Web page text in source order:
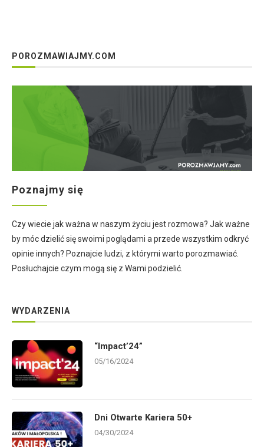
POROZMAWIAJMY.COM
Poznajmy się
Czy wiecie jak ważna w naszym życiu jest rozmowa? Jak ważne
by móc dzielić się swoimi poglądami a przede wszystkim odkryć
opinie innych? Poznajcie ludzi, z którymi warto porozmawiać.
Posłuchajcie czym mogą się z Wami podzielić.
WYDARZENIA
“Impact’24”
05/16/2024
Dni Otwarte Kariera 50+
04/30/2024